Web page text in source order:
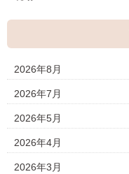
2026年8月
2026年7月
2026年5月
2026年4月
2026年3月